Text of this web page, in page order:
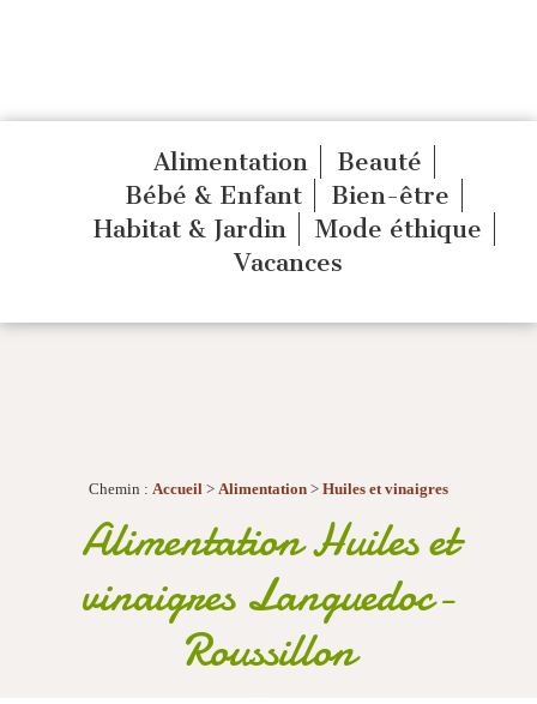
Alimentation
Beauté
Bébé & Enfant
Bien-être
Habitat & Jardin
Mode éthique
Vacances
Chemin : Accueil > Alimentation > Huiles et vinaigres
Alimentation Huiles et
vinaigres Languedoc-
Roussillon